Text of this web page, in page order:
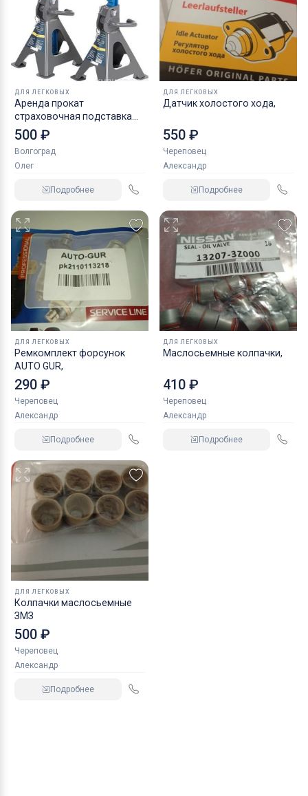
ДЛЯ ЛЕГКОВЫХ
Аренда прокат
страховочная подставка
NORDBERG 2 т
500 ₽
Волгоград
Олег
Подробнее
ДЛЯ ЛЕГКОВЫХ
Датчик холостого хода,
550 ₽
Череповец
Александр
Подробнее
ДЛЯ ЛЕГКОВЫХ
Ремкомплект форсунок
AUTO GUR,
290 ₽
Череповец
Александр
Подробнее
ДЛЯ ЛЕГКОВЫХ
Маслосьемные колпачки,
410 ₽
Череповец
Александр
Подробнее
ДЛЯ ЛЕГКОВЫХ
Колпачки маслосьемные
ЗМЗ
500 ₽
Череповец
Александр
Подробнее